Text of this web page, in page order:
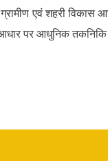
एवं शहरी
पर आधुनिक